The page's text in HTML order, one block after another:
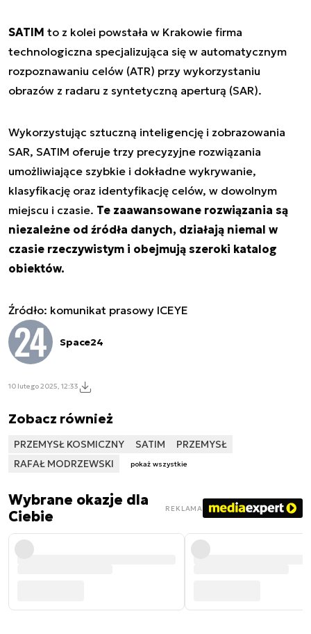
SATIM to z kolei powstała w Krakowie firma
technologiczna specjalizująca się w automatycznym
rozpoznawaniu celów (ATR) przy wykorzystaniu
obrazów z radaru z syntetyczną aperturą (SAR).
Wykorzystując sztuczną inteligencję i zobrazowania
SAR, SATIM oferuje trzy precyzyjne rozwiązania
umożliwiające szybkie i dokładne wykrywanie,
klasyfikację oraz identyfikację celów, w dowolnym
miejscu i czasie. Te zaawansowane rozwiązania są
niezależne od źródła danych, działają niemal w
czasie rzeczywistym i obejmują szeroki katalog
obiektów.
Źródło: komunikat prasowy ICEYE
Space24
10 lutego 2025, 12:33
Zobacz również
PRZEMYSŁ KOSMICZNY SATIM
PRZEMYSŁ
RAFAŁ MODRZEWSKI
pokaż wszystkie
Wybrane okazje dla
Ciebie
REKLAMA